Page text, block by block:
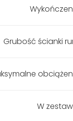
Grubość ścianki
W